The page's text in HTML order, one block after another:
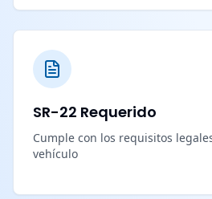
SR-22 Requerido
Cumple con los requisitos
vehículo